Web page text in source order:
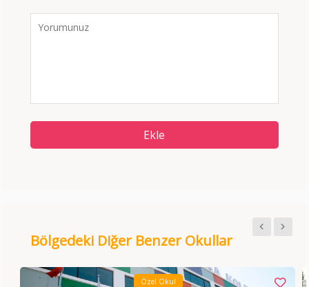
Ekle
Bölgedeki Diğer Benzer Okullar
Özel Okul